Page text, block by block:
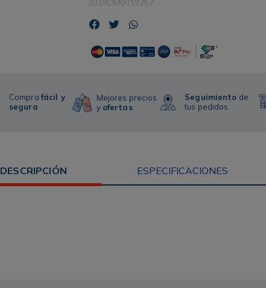
2019DM0019257
Comprafácil y
segura
Mejores precios
y ofertas
Seguimiento de
tus pedidos
DESCRIPCIÓN ESPECIFICACIONES